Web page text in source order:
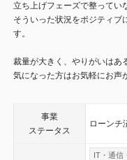
立ち上げフェーズで整ってい
そういった状況をポジティブ
す。
裁量が大きく、やりがいはあ
気になった方はお気軽にお声
事業
ステータス
ローンチ
IT・通信